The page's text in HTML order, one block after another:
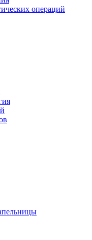
операций